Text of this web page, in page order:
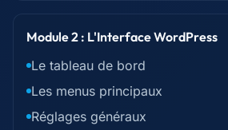
Module 2 : L'Interface WordPress
Le tableau de bord
Les menus principaux
Réglages généraux